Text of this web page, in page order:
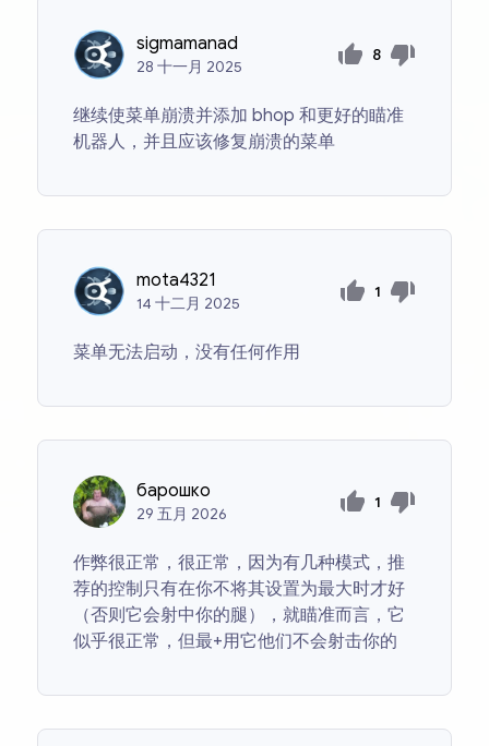
sigmamanad
28十一月 2025
8
继续使菜单崩溃并添加 bhop 和更好的瞄准
机器人，并且应该修复崩溃的菜单
mota4321
14十二月 2025
1
菜单无法启动，没有任何作用
барошко
29 五月 2026
1
作弊很正常，很正常，因为有几种模式，推
荐的控制只有在你不将其设置为最大时才好
（否则它会射中你的腿），就瞄准而言，它
似乎很正常，但最+用它他们不会射击你的